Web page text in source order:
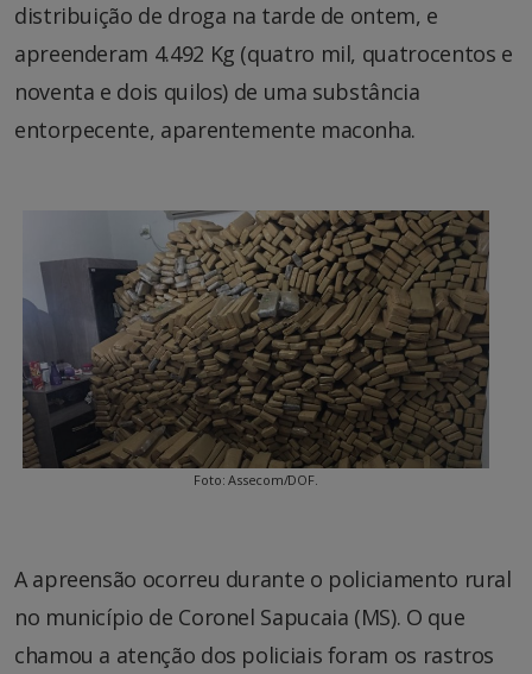
distribuição de droga na tarde de ontem, e
apreenderam 4.492 Kg (quatro mil, quatrocentos e
noventa e dois quilos) de uma substância
entorpecente, aparentemente maconha.
Foto: Assecom/DOF.
A apreensão ocorreu durante o policiamento rural
no município de Coronel Sapucaia (MS). O que
chamou a atenção dos policiais foram os rastros